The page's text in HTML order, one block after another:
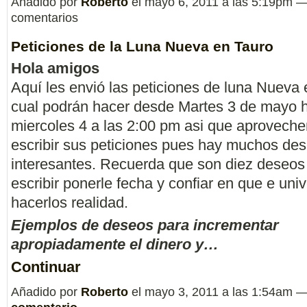
comentarios
Peticiones de la Luna Nueva en Tauro
Hola amigos
Aquí les envió las peticiones de luna Nueva
cual podrán hacer desde Martes 3 de mayo
miercoles 4 a las 2:00 pm asi que
escribir sus peticiones pues hay muchos
interesantes. Recuerda que son diez
escribir ponerle fecha y confiar en que e
hacerlos realidad.
Ejemplos de deseos para incrementar
apropiadamente el dinero y…
Continuar
Añadido por Roberto el mayo 3, 2011 a las 1:54am